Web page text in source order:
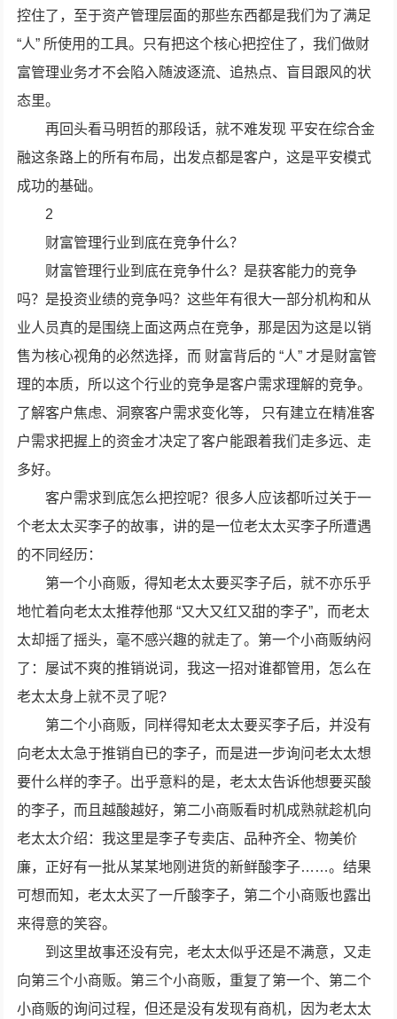
控住了，至于资产管理层面的那些东西都是我们为了满足
“人” 所使用的工具。只有把这个核心把控住了，我们做财
富管理业务才不会陷入随波逐流、追热点、盲目跟风的状
态里。
再回头看马明哲的那段话，就不难发现 平安在综合金
融这条路上的所有布局，出发点都是客户，这是平安模式
成功的基础。
2
财富管理行业到底在竞争什么？
财富管理行业到底在竞争什么？是获客能力的竞争
吗？是投资业绩的竞争吗？这些年有很大一部分机构和从
业人员真的是围绕上面这两点在竞争，那是因为这是以销
售为核心视角的必然选择，而 财富背后的 “人” 才是财富管
理的本质，所以这个行业的竞争是客户需求理解的竞争。
了解客户焦虑、洞察客户需求变化等， 只有建立在精准客
户需求把握上的资金才决定了客户能跟着我们走多远、走
多好。
客户需求到底怎么把控呢？很多人应该都听过关于一
个老太太买李子的故事，讲的是一位老太太买李子所遭遇
的不同经历：
第一个小商贩，得知老太太要买李子后，就不亦乐乎
地忙着向老太太推荐他那 “又大又红又甜的李子”，而老太
太却摇了摇头，毫不感兴趣的就走了。第一个小商贩纳闷
了：屡试不爽的推销说词，我这一招对谁都管用，怎么在
老太太身上就不灵了呢?
第二个小商贩，同样得知老太太要买李子后，并没有
向老太太急于推销自已的李子，而是进一步询问老太太想
要什么样的李子。出乎意料的是，老太太告诉他想要买酸
的李子，而且越酸越好，第二小商贩看时机成熟就趁机向
老太太介绍：我这里是李子专卖店、品种齐全、物美价
廉，正好有一批从某某地刚进货的新鲜酸李子……。结果
可想而知，老太太买了一斤酸李子，第二个小商贩也露出
来得意的笑容。
到这里故事还没有完，老太太似乎还是不满意，又走
向第三个小商贩。第三个小商贩，重复了第一个、第二个
小商贩的询问过程，但还是没有发现有商机，因为老太太